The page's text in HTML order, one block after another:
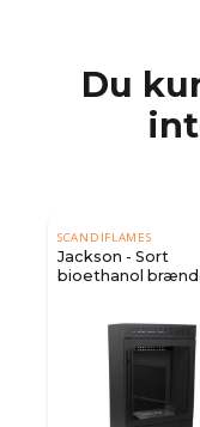
Du
SCANDIFLAMES
Jackson - Sort
bioethanol